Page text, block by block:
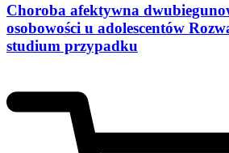
Choroba afektywna
osobowości u adolescentów
studium przypadku